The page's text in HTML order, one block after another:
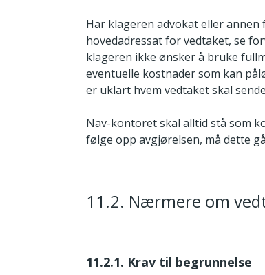
Har klageren advokat eller
hovedadressat for vedtaket, se
klageren ikke ønsker å bruke
eventuelle kostnader som kan
er uklart hvem vedtaket skal
Nav-­kontoret skal alltid stå som
følge opp avgjørelsen, må dette
11.2. Nærmere om
11.2.1. Krav til begrunnelse